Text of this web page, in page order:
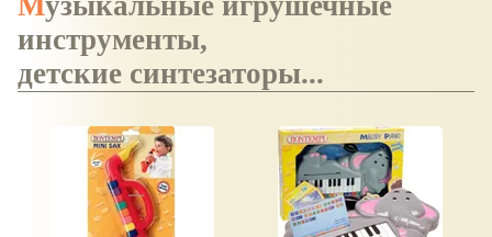
инструменты,
детские синтезаторы...